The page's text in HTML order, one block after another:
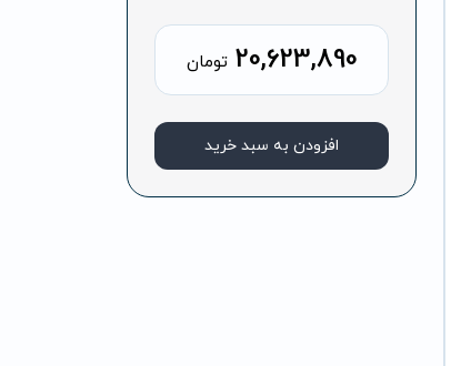
20,623,890 تومان
افزودن به سبد خرید